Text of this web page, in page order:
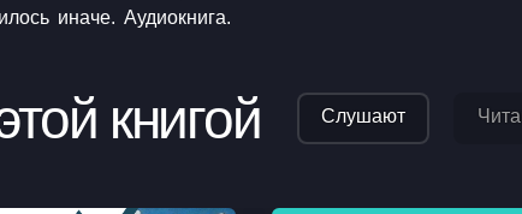
Аудиокнига.
книгой Слушают